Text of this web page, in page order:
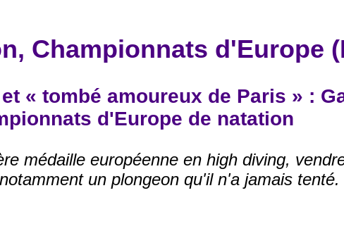
Championnats d'Europe
« tombé amoureux de Paris » :
d'Europe de natation
médaille européenne en high diving,
un plongeon qu'il n'a jamais tenté.